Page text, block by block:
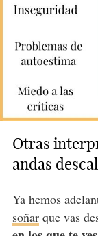
Otras
andas
Ya hemos
soñarque vas